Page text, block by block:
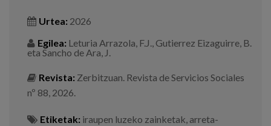
Urtea: 2026
Egilea: Leturia Arrazola, F.J., Gutierrez Eizaguirre, B.
eta Sancho de Ara, J.
Revista: Zerbitzuan. Revista de Servicios Sociales
nº 88, 2026.
Etiketak: iraupen luzeko zainketak, arreta-